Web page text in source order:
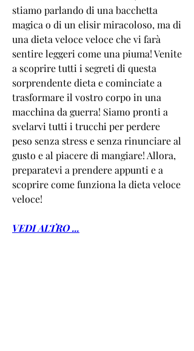
stiamo parlando di una bacchetta
magica o di un elisir miracoloso, ma di
una dieta veloce veloce che vi farà
sentire leggeri come una piuma! Venite
a scoprire tutti i segreti di questa
sorprendente dieta e cominciate a
trasformare il vostro corpo in una
macchina da guerra! Siamo pronti a
svelarvi tutti i trucchi per perdere
peso senza stress e senza rinunciare al
gusto e al piacere di mangiare! Allora,
preparatevi a prendere appunti e a
scoprire come funziona la dieta veloce
veloce!
VEDI ALTRO ...